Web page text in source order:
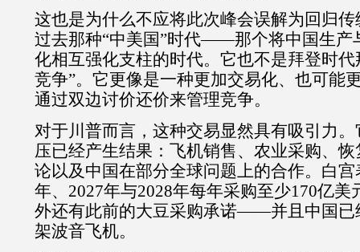
这也是为什么不应将此次峰会误解为回归
过去那种“中美国”时代——那个将中国生产
化相互强化支柱的时代。它也不是拜登时代
竞争”。它更像是一种更加交易化、也可能
通过双边讨价还价来管理竞争。
对于川普而言，这种交易显然具有吸引力
压已经产生结果：飞机销售、农业采购、
论以及中国在部分全球问题上的合作。白
年、 2027年与2028年每年采购至少170亿美
外还有此前的大豆采购承诺——并且中国
架波音飞机。